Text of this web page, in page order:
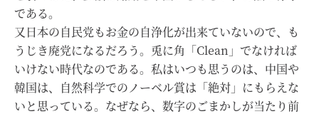
である。
又日本の自民党もお金の自浄化が出来ていないので、も
うじき廃党になるだろう。兎に角「Clean」でなければ
いけない時代なのである。私はいつも思うのは、中国や
韓国は、自然科学でのノーベル賞は「絶対」にもらえな
いと思っている。なぜなら、数字のごまかしが当たり前